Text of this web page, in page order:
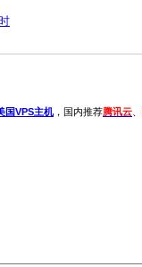
国VPS主机 ，国内推荐腾讯云